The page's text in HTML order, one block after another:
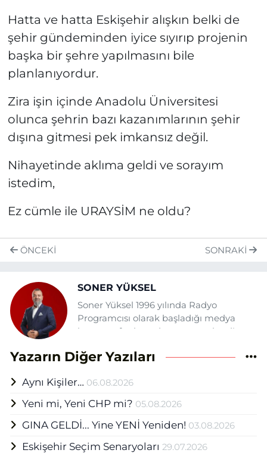
Hatta ve hatta Eskişehir alışkın belki de
şehir gündeminden iyice sıyırıp projenin
başka bir şehre yapılmasını bile
planlanıyordur.
Zira işin içinde Anadolu Üniversitesi
olunca şehrin bazı kazanımlarının şehir
dışına gitmesi pek imkansız değil.
Nihayetinde aklıma geldi ve sorayım
istedim,
Ez cümle ile URAYSİM ne oldu?
ÖNCEKI SONRAKI
SONER YÜKSEL
Soner Yüksel 1996 yılında Radyo
Programcısı olarak başladığı medya
hayatına fasılasız devam etmektedir.
tv'lerinde yazı, haber ve sunuculuk
Haber Ajansı (EHA) bünyesinde Medya
Grup Başkanı olarak mesleğini
sürdürmektedir.
Yazarın Diğer Yazıları
Aynı Kişiler… 06.08.2026
Yeni mi, Yeni CHP mi? 05.08.2026
GINA GELDİ... Yine YENİ Yeniden! 03.08.2026
Eskişehir Seçim Senaryoları 29.07.2026